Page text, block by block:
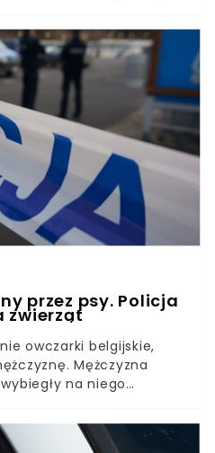
narobić sobie i innym
to nie jedyne
się w trudno
Wystarczy jednak mała
domu lub samochodu
gości. Tym
na gapę" rozczulił
przez psy. Policja
zwierząt
owczarki belgijskie,
Mężczyzna
na niego
drugi zdążył
Prokuratury